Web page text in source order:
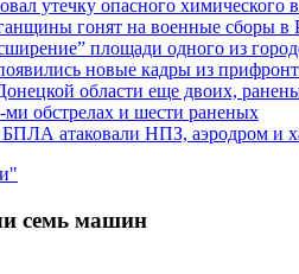
утечку опасного химического
гонят на военные сборы в
площади одного из
новые кадры из
области еще двоих,
ми обстрелах и шести раненых
атаковали НПЗ, аэродром и
семь машин